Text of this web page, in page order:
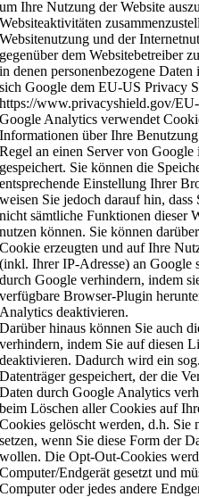
um Ihre Nutzung der Website
Websiteaktivitäten
Websitenutzung und der
gegenüber dem Websitebetreiber
in denen personenbezogene
sich Google dem EU-US Privacy
https://www.privacyshield.gov/
Google Analytics verwendet
Informationen über Ihre
Regel an einen Server von
gespeichert. Sie können die
entsprechende Einstellung Ihrer
weisen Sie jedoch darauf hin,
nicht sämtliche Funktionen dieser
nutzen können. Sie können
Cookie erzeugten und auf Ihre
(inkl. Ihrer IP-Adresse) an Google
durch Google verhindern, indem
verfügbare Browser-Plugin
Analytics deaktivieren.
Darüber hinaus können Sie auch
verhindern, indem Sie auf diesen
deaktivieren. Dadurch wird ein
Datenträger gespeichert, der die
Daten durch Google Analytics
beim Löschen aller Cookies auf
Cookies gelöscht werden, d.h. Sie
setzen, wenn Sie diese Form der
wollen. Die Opt-Out-Cookies
Computer/Endgerät gesetzt und
Computer oder jedes andere